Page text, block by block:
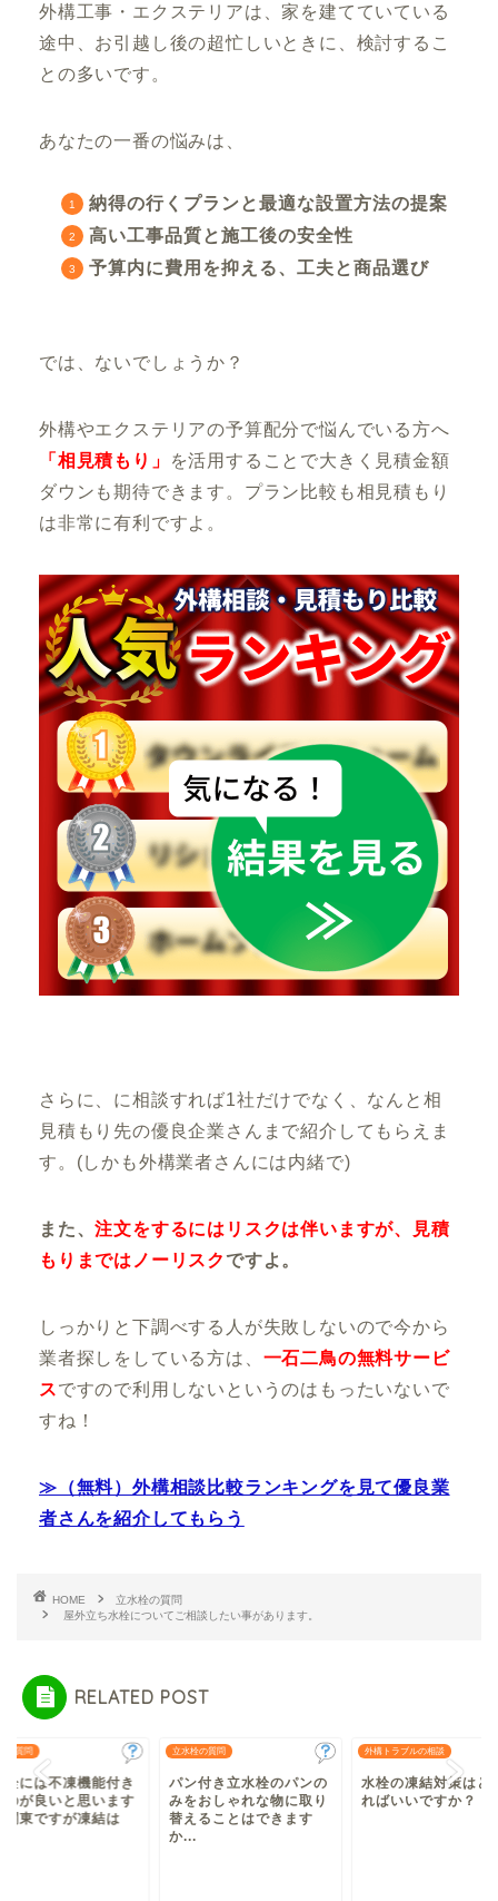
外構工事・エクステリアは、家を建てていている
途中、お引越し後の超忙しいときに、検討するこ
との多いです。
あなたの一番の悩みは、
納得の行くプランと最適な設置方法の提案
高い工事品質と施工後の安全性
予算内に費用を抑える、工夫と商品選び
では、ないでしょうか？
外構やエクステリアの予算配分で悩んでいる方へ
「相見積もり」
を活用することで大きく見積金額
ダウンも期待できます。プラン比較も相見積もり
は非常に有利ですよ。
さらに、 に相談すれば1社だけでなく、なんと相
見積もり先の優良企業さんまで紹介してもらえま
す。 (しかも外構業者さんには内緒で)
また、注文をするにはリスクは伴いますが、見積
もりまではノーリスクですよ。
しっかりと下調べする人が失敗しないので今から
業者探しをしている方は、 一石二鳥の無料サービ
スですので利用しないというのはもったいないで
すね！
≫（無料）外構相談比較ランキングを見て優良業
者さんを紹介してもらう
HOME
立水栓の質問
屋外立ち水栓についてご相談したい事があります。
RELATED POST
の質問
栓には不凍機能付き
のが良いと思います
関東ですが凍結は
立水栓の質問
パン付き立水栓のパンの
みをおしゃれな物に取り
替えることはできます
か...
外構トラブルの相談
水栓の凍結対策はど
ればいいですか？